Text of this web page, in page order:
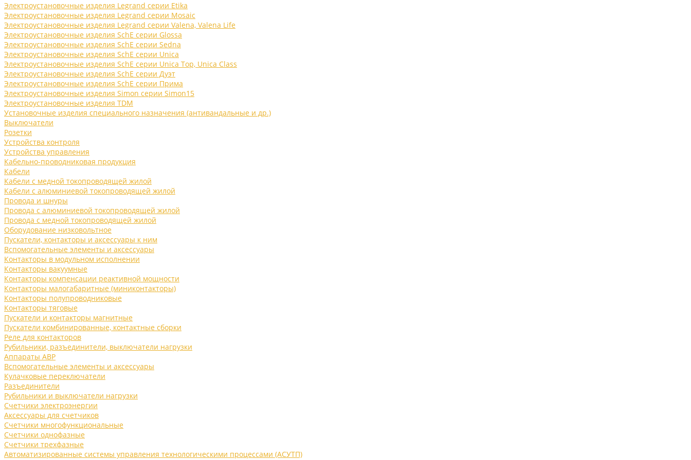
Электроустановочные изделия Legrand серии Etika
Электроустановочные изделия Legrand серии Mosaic
Электроустановочные изделия Legrand серии Valena, Valena Life
Электроустановочные изделия SchE серии Glossa
Электроустановочные изделия SchE серии Sedna
Электроустановочные изделия SchE серии Unica
Электроустановочные изделия SchE серии Unica Top, Unica Class
Электроустановочные изделия SchE серии Дуэт
Электроустановочные изделия SchE серии Прима
Электроустановочные изделия Simon серии Simon15
Электроустановочные изделия TDM
Установочные изделия специального назначения (антивандальные и др.)
Выключатели
Розетки
Устройства контроля
Устройства управления
Кабельно-проводниковая продукция
Кабели
Кабели с медной токопроводящей жилой
Кабели с алюминиевой токопроводящей жилой
Провода и шнуры
Провода с алюминиевой токопроводящей жилой
Провода с медной токопроводящей жилой
Оборудование низковольтное
Пускатели, контакторы и аксессуары к ним
Вспомогательные элементы и аксессуары
Контакторы в модульном исполнении
Контакторы вакуумные
Контакторы компенсации реактивной мощности
Контакторы малогабаритные (миниконтакторы)
Контакторы полупроводниковые
Контакторы тяговые
Пускатели и контакторы магнитные
Пускатели комбинированные, контактные сборки
Реле для контакторов
Рубильники, разъединители, выключатели нагрузки
Аппараты АВР
Вспомогательные элементы и аксессуары
Кулачковые переключатели
Разъединители
Рубильники и выключатели нагрузки
Счетчики электроэнергии
Аксессуары для счетчиков
Счетчики многофункциональные
Счетчики однофазные
Счетчики трехфазные
Автоматизированные системы управления технологическими процессами (АСУТП)